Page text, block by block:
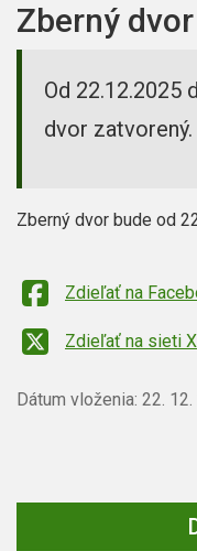
Zberný
Od 22.12.2025
dvor zatvorený.
Zberný dvor bude od
Zdieľať na
Zdieľať na sieti X
Dátum vloženia: 22.